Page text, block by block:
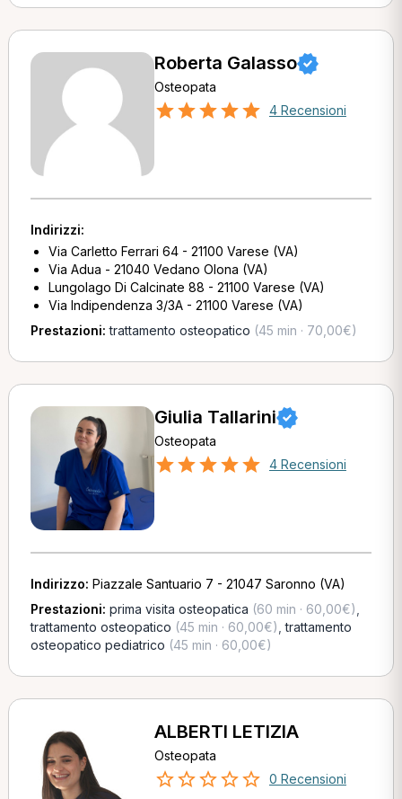
Roberta Galasso
Osteopata
4 Recensioni
Indirizzi:
Via Carletto Ferrari 64 - 21100 Varese (VA)
Via Adua - 21040 Vedano Olona (VA)
Lungolago Di Calcinate 88 - 21100 Varese (VA)
Via Indipendenza 3/3A - 21100 Varese (VA)
Prestazioni:trattamento osteopatico (45 min · 70,00€)
Giulia Tallarini
Osteopata
4 Recensioni
Indirizzo: Piazzale Santuario 7 - 21047 Saronno (VA)
Prestazioni: prima visita osteopatica (60 min · 60,00€)
trattamento osteopatico (45 min · 60,00€) ,trattamento
osteopatico pediatrico (45 min · 60,00€)
ALBERTI LETIZIA
Osteopata
0 Recensioni